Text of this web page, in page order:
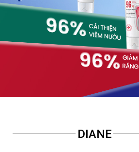
DIANE